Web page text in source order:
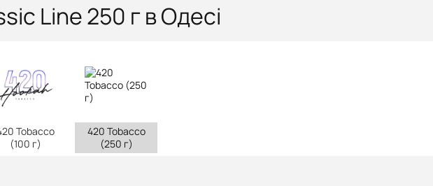
Line 250 г в Одесі
Tobacco
(100 г)
420 Tobacco
(250 г)